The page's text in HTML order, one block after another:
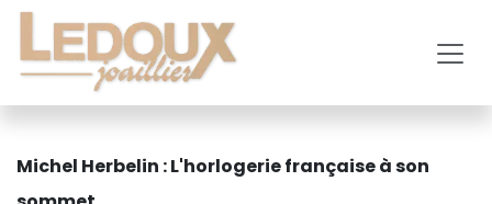
Se rendre au contenu
Michel Herbelin : L'horlogerie française à son